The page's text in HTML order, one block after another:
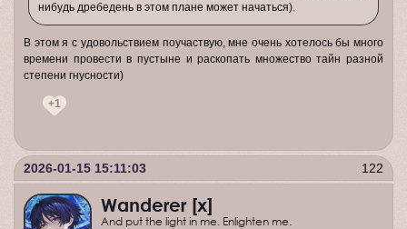
нибудь дребедень в этом плане может начаться).
В этом я с удовольствием поучаствую, мне очень хотелось бы много
времени провести в пустыне и раскопать множество тайн разной
степени гнусности)
+1
122
2026-01-15 15:11:03
Wanderer [x]
And put the light in me. Enlighten me.